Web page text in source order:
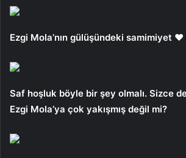
Ezgi Mola’nın gülüşündeki samimiyet ❤️
Saf hoşluk böyle bir şey olmalı. Sizce
Ezgi Mola’ya çok yakışmış değil mi?